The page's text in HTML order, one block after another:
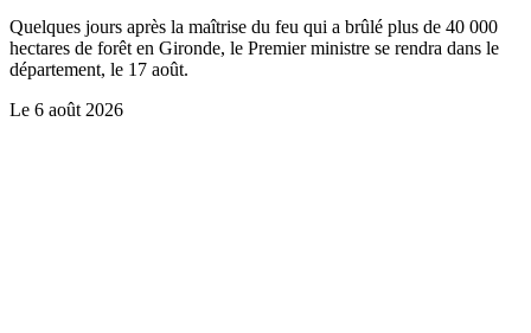
Quelques jours après la maîtrise du feu qui a brûlé plus de 40 000
hectares de forêt en Gironde, le Premier ministre se rendra dans le
département, le 17 août.
Le 6 août 2026